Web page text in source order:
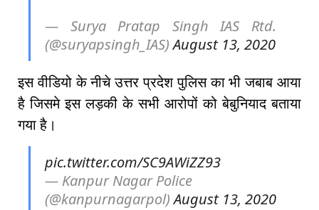
— Surya Pratap Singh IAS Rtd.
(@suryapsingh_IAS)August 13, 2020
इस वीडियो के नीचे उत्तर प्रदेश पुलिस का भी जबाब आया
है जिसमे इस लड़की के सभी आरोपों को बेबुनियाद बताया
गया है।
pic.twitter.com/SC9AWiZZ93
— Kanpur Nagar Police
(@kanpurnagarpol)August 13, 2020